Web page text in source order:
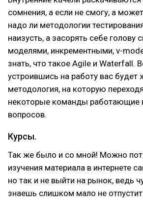
сомнения, а если не смогу, а
надо ли методологии
наизусть, а засорять себе голову
моделями, инкрементными, v-
знать, что такое Agile и Waterfall.
устроившись на работу вас будет
методология, на которую
некоторые команды работающие
вопросов.
Курсы.
Так же было и со мной! Можно
изучения материала в интернете
но так и не выйти на рынок, ведь
знаешь слишком мало не